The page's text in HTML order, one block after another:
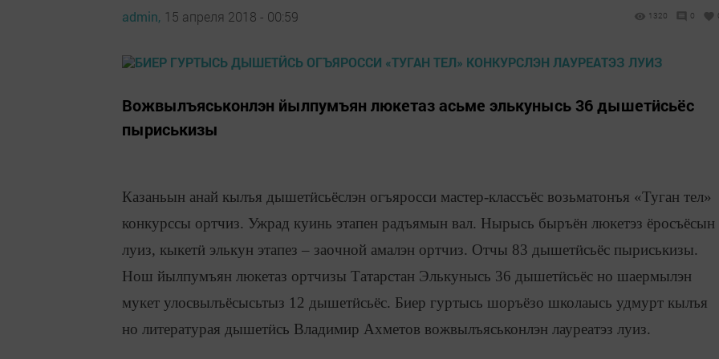
admin, 15 апреля 2018 - 00:59 1320 0
Вожвылъяськонлэн йылпумъян люкетаз асьме элькунысь 36 дышетӥсьёс
пыриськизы
Казаньын анай кылъя дышетӥсьёслэн огъяросси мастер-классъёс возьматонъя «Туган тел»
конкурссы ортчиз. Ужрад куинь этапен радъямын вал. Нырысь быръён люкетэз ёросъёсын
луиз, кыкетӥ элькун этапез – заочной амалэн ортчиз. Отчы 83 дышетӥсьёс пыриськизы.
Нош йылпумъян люкетаз ортчизы Татарстан Элькунысь 36 дышетӥсьёс но шаермылэн
мукет улосвылъёсысьтыз 12 дышетӥсьёс. Биер гуртысь шоръёзо школаысь удмурт кылъя
но литературая дышетӥсь Владимир Ахметов вожвылъяськонлэн лауреатэз луиз.